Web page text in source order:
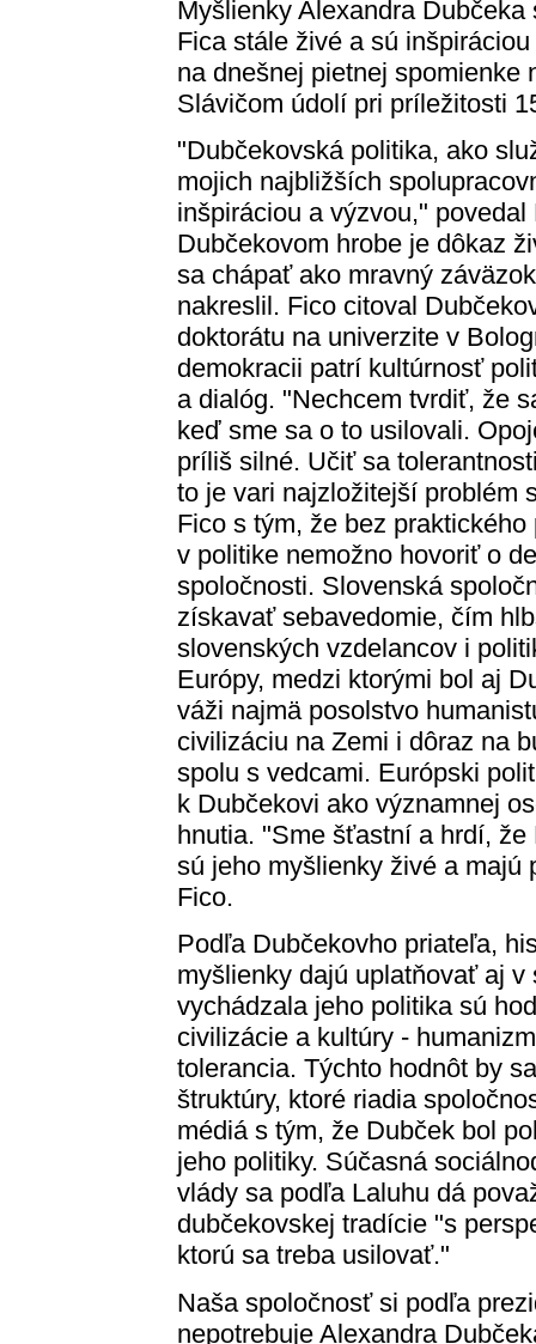
Myšlienky Alexandra
Fica stále živé a sú
na dnešnej pietnej spomienke
Slávičom údolí pri príležitosti
"Dubčekovská politika, ako
mojich najbližších
inšpiráciou a výzvou,"
Dubčekovom hrobe je dôkaz
sa chápať ako mravný
nakreslil. Fico citoval
doktorátu na univerzite v
demokracii patrí kultúrnosť
a dialóg. "Nechcem tvrdiť, že
keď sme sa o to usilovali.
príliš silné. Učiť sa
to je vari najzložitejší problém
Fico s tým, že bez
v politike nemožno hovoriť o
spoločnosti. Slovenská
získavať sebavedomie, čím
slovenských vzdelancov i
Európy, medzi ktorými bol aj
váži najmä posolstvo
civilizáciu na Zemi i dôraz na
spolu s vedcami. Európski
k Dubčekovi ako významnej
hnutia. "Sme šťastní a hrdí,
sú jeho myšlienky živé a majú
Fico.
Podľa Dubčekovho priateľa,
myšlienky dajú uplatňovať aj
vychádzala jeho politika sú
civilizácie a kultúry -
tolerancia. Týchto hodnôt by
štruktúry, ktoré riadia
médiá s tým, že Dubček bol
jeho politiky. Súčasná
vlády sa podľa Laluhu dá
dubčekovskej tradície "s
ktorú sa treba usilovať."
Naša spoločnosť si podľa
nepotrebuje Alexandra